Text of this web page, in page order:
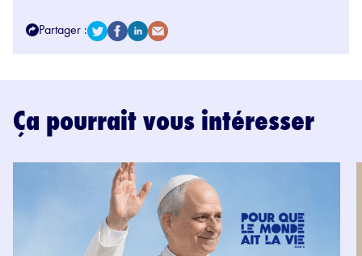
Partager :
Ça pourrait vous intéresser